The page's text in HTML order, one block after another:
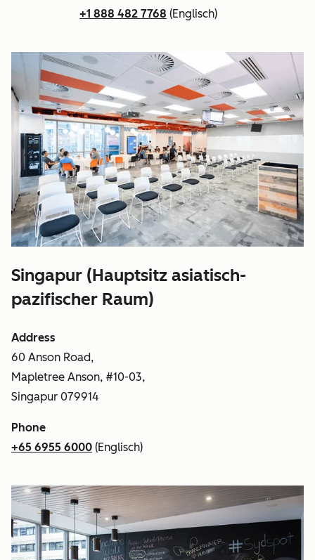
+1 888 482 7768 (Englisch)
Singapur (Hauptsitz asiatisch-
pazifischer Raum)
Address
60 Anson Road,
Mapletree Anson, #10-03,
Singapur 079914
Phone
+65 6955 6000 (Englisch)